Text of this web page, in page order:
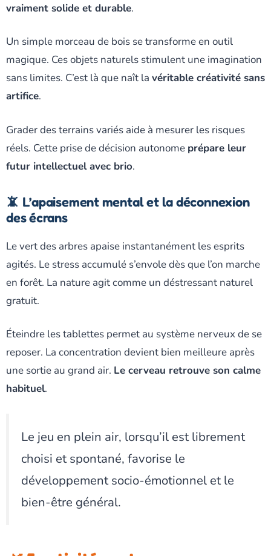
vraiment solide et durable.
Un simple morceau de bois se transforme en outil
magique. Ces objets naturels stimulent une imagination
sans limites. C’est là que naît la véritable créativité sans
artifice.
Grader des terrains variés aide à mesurer les risques
réels. Cette prise de décision autonome prépare leur
futur intellectuel avec brio.
📵 L’apaisement mental et la déconnexion
des écrans
Le vert des arbres apaise instantanément les esprits
agités. Le stress accumulé s’envole dès que l’on marche
en forêt. La nature agit comme un déstressant naturel
gratuit.
Éteindre les tablettes permet au système nerveux de se
reposer. La concentration devient bien meilleure après
une sortie au grand air. Le cerveau retrouve son calme
habituel.
Le jeu en plein air, lorsqu’il est librement
choisi et spontané, favorise le
développement socio-émotionnel et le
bien-être général.